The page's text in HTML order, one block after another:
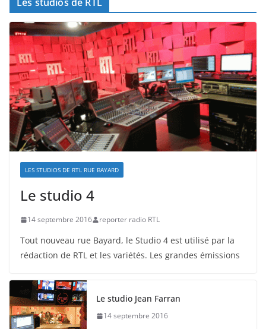
LES STUDIOS DE RTL RUE BAYARD
Le studio 4
14 septembre 2016 reporter radio RTL
Tout nouveau rue Bayard, le Studio 4 est utilisé par la
rédaction de RTL et les variétés. Les grandes émissions
Le studio Jean Farran
14 septembre 2016